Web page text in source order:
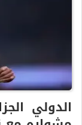
الدولي